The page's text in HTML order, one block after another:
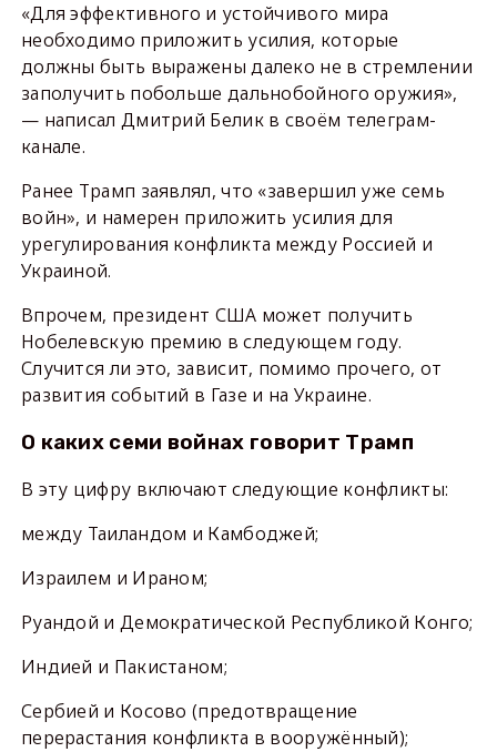
«Для эффективного и устойчивого мира
необходимо приложить усилия, которые
должны быть выражены далеко не в стремлении
заполучить побольше дальнобойного оружия»,
— написал Дмитрий Белик в своём телеграм-
канале.
Ранее Трамп заявлял, что «завершил уже семь
войн», и намерен приложить усилия для
урегулирования конфликта между Россией и
Украиной.
Впрочем, президент США может получить
Нобелевскую премию в следующем году.
Случится ли это, зависит, помимо прочего, от
развития событий в Газе и на Украине.
О каких семи войнах говорит Трамп
В эту цифру включают следующие конфликты:
между Таиландом и Камбоджей;
Израилем и Ираном;
Руандой и Демократической Республикой Конго;
Индией и Пакистаном;
Сербией и Косово (предотвращение
перерастания конфликта в вооружённый);